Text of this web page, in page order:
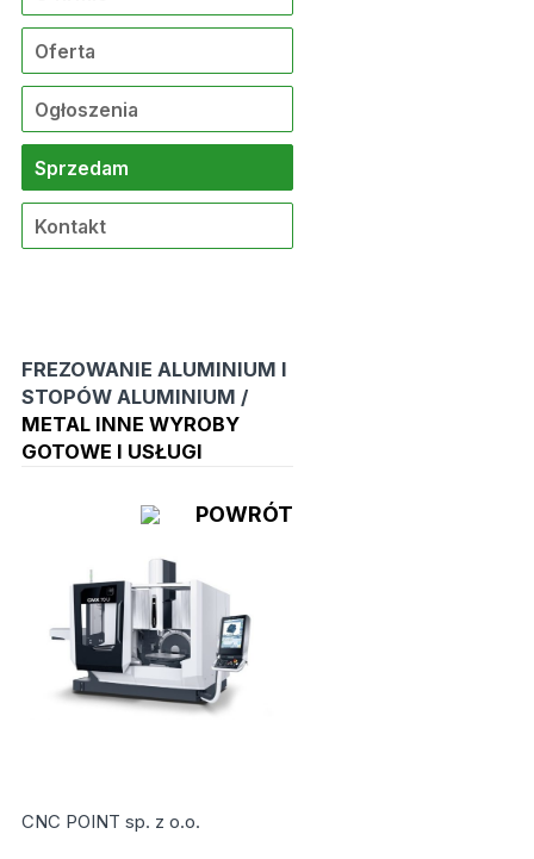
Oferta
Ogłoszenia
Sprzedam
Kontakt
FREZOWANIE ALUMINIUM I
STOPÓW ALUMINIUM /
METAL INNE WYROBY
GOTOWE I USŁUGI
POWRÓT
CNC POINT sp. z o.o.